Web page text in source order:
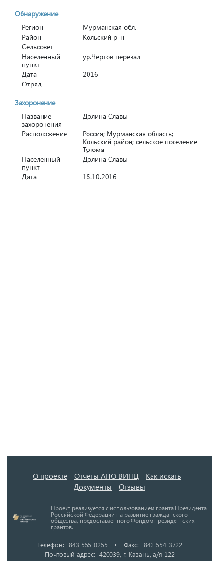
Обнаружение
Регион
Мурманская обл.
Район
Кольский р-н
Сельсовет
Населенный
пункт
ур.Чертов перевал
Дата
2016
Отряд
Захоронение
Название
захоронения
Долина Славы
Расположение
Россия; Мурманская область;
Кольский район; сельское поселение
Тулома
Населенный
пункт
Долина Славы
Дата
15.10.2016
О проекте Отчеты АНО ВИПЦ
Как искать
Документы
Отзывы
Проект реализуется с использованием гранта Президента
Российской Федерации на развитие гражданского
общества, предоставленного Фондом президентских
грантов.
Телефон: 843 555-0255 • Факс:
843 554-3722
Почтовый адрес: 420039, г. Казань, а/я 122